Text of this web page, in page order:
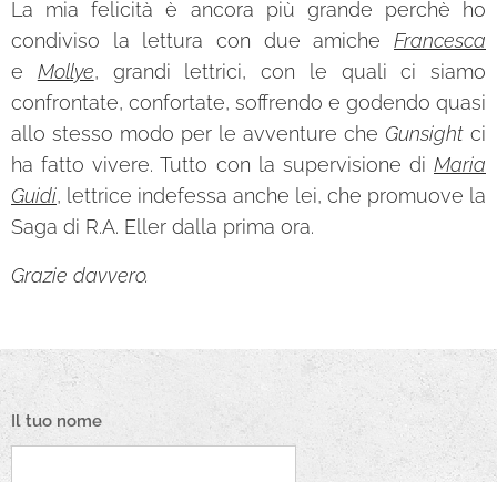
La mia felicità è ancora più grande perchè ho
condiviso la lettura con due amiche Francesca
e Mollye, grandi lettrici, con le quali ci siamo
confrontate, confortate, soffrendo e godendo quasi
allo stesso modo per le avventure che Gunsight ci
ha fatto vivere. Tutto con la supervisione di Maria
Guidi, lettrice indefessa anche lei, che promuove la
Saga di R.A. Eller dalla prima ora.
Grazie davvero.
Il tuo nome